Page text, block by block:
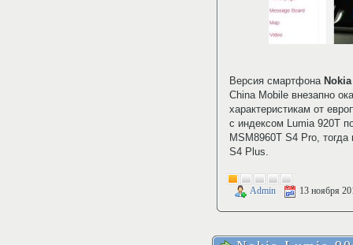
Версия смартфона
China Mobile внезапно
характеристикам от
с индексом Lumia 920T
MSM8960T S4 Pro,
S4 Plus.
Admin 13 ноября